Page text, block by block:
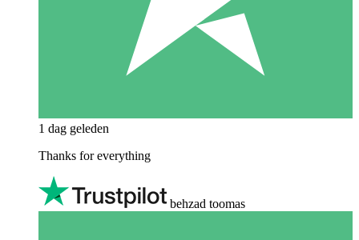
1 dag geleden
Thanks for everything
behzad toomas